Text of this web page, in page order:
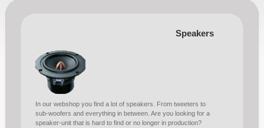
Speakers
In our webshop you find a lot of speakers. From tweeters to
sub-woofers and everything in between. Are you looking for a
speaker-unit that is hard to find or no longer in production?